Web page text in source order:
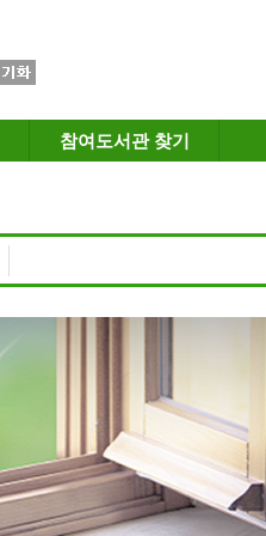
참여도서관 찾기